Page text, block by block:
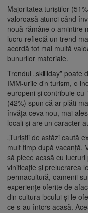
Majoritatea turiștilor
valoroasă atunci când
nouă rămâne o amintire
lucru reflectă un trend
acordă tot mai multă
bunurilor materiale.
Trendul „skilliday” poate
IMM-urile din turism, o
europeni și contribuie cu
(42%) spun că ar plăti
învăța ceva nou, mai
locali și are un caracter
„Turiștii de astăzi caută
mult timp după vacanță.
să plece acasă cu
vinificație și prelucrarea
permacultură, oamenii
experiențe oferite de
din cultura locului și le
ce s-au întors acasă.